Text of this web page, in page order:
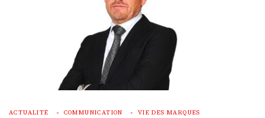
ACTUALITÉ COMMUNICATION VIE DES MARQUES